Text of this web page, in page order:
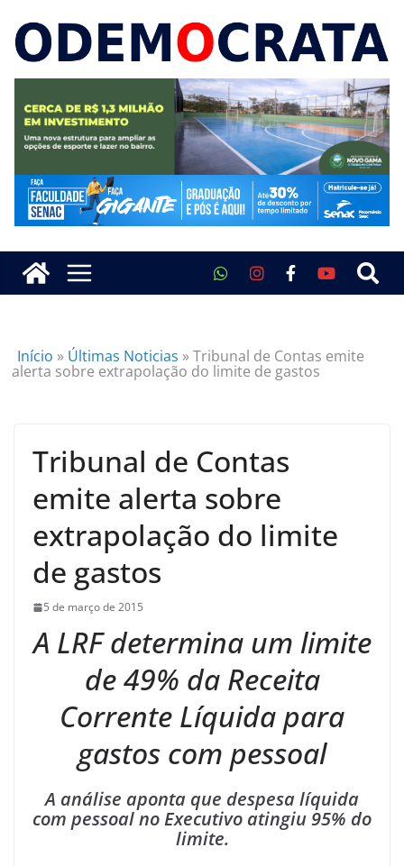
Início » Últimas Noticias »Tribunal de Contas emite
alerta sobre extrapolação do limite de gastos
Tribunal de Contas
emite alerta sobre
extrapolação do limite
de gastos
5 de março de 2015
A LRF determina um limite
de 49% da Receita
Corrente Líquida para
gastos com pessoal
A análise aponta que despesa líquida
com pessoal no Executivo atingiu 95% do
limite.